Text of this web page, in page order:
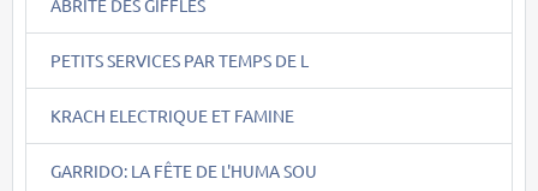
ABRITE DES GIFFLES
PETITS SERVICES PAR TEMPS DE L
KRACH ELECTRIQUE ET FAMINE
GARRIDO: LA FÊTE DE L'HUMA SOU